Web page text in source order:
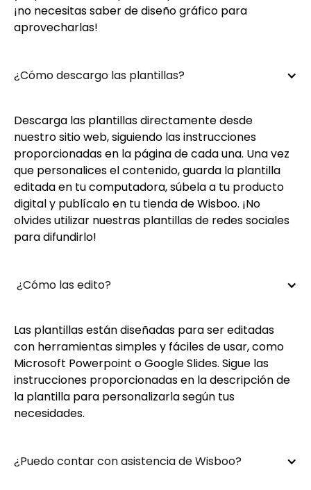
¡no necesitas saber de diseño gráfico para
aprovecharlas!
¿Cómo descargo las plantillas?
Descarga las plantillas directamente desde
nuestro sitio web, siguiendo las instrucciones
proporcionadas en la página de cada una. Una vez
que personalices el contenido, guarda la plantilla
editada en tu computadora, súbela a tu producto
digital y publícalo en tu tienda de Wisboo. ¡No
olvides utilizar nuestras plantillas de redes sociales
para difundirlo!
¿Cómo las edito?
Las plantillas están diseñadas para ser editadas
con herramientas simples y fáciles de usar, como
Microsoft Powerpoint o Google Slides. Sigue las
instrucciones proporcionadas en la descripción de
la plantilla para personalizarla según tus
necesidades.
¿Puedo contar con asistencia de Wisboo?